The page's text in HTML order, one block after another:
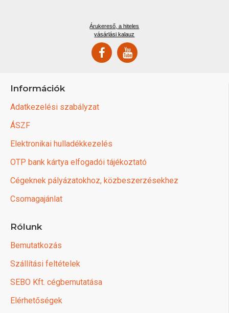
Árukereső, a hiteles
vásárlási kalauz
Információk
Adatkezelési szabályzat
ÁSZF
Elektronikai hulladékkezelés
OTP bank kártya elfogadói tájékoztató
Cégeknek pályázatokhoz, közbeszerzésekhez
Csomagajánlat
Rólunk
Bemutatkozás
Szállítási feltételek
SEBO Kft. cégbemutatása
Elérhetőségek